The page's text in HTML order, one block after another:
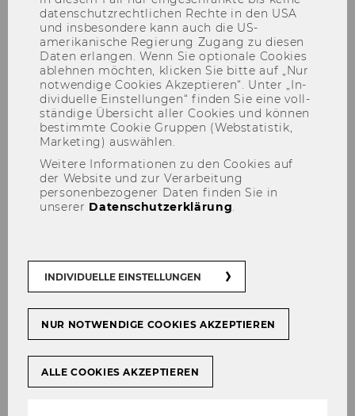
da­ten­schutz­recht­li­chen Rech­te in den USA
und ins­be­son­de­re kann auch die US-​
amerikanische Re­gie­rung Zu­gang zu die­sen
Daten er­lan­gen. Wenn Sie op­tio­na­le Coo­kies
ab­leh­nen möch­ten, kli­cken Sie bitte auf „Nur
not­wen­di­ge Coo­kies Ak­zep­tie­ren“. Unter „In­
di­vi­du­el­le Ein­stel­lun­gen“ fin­den Sie eine voll­
stän­di­ge Über­sicht aller Coo­kies und kön­nen
be­stimm­te Coo­kie Grup­pen (Web­sta­tis­tik,
Mar­ke­ting) aus­wäh­len.
Weitere Informationen zu den Cookies auf
der Website und zur Verarbeitung
personenbezogener Daten finden Sie in
unserer Datenschutzerklärung.
INDIVIDUELLE EINSTELLUNGEN
NUR NOTWENDIGE COOKIES AKZEPTIEREN
ALLE COOKIES AKZEPTIEREN